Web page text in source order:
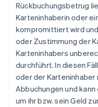
Rückbuchungsbetrug
Karteninhaberin oder
kompromittiert wird
oder Zustimmung der
Karteninhabers
durchführt. In diesen
oder der
Abbuchungen und
um ihr bzw. sein Geld